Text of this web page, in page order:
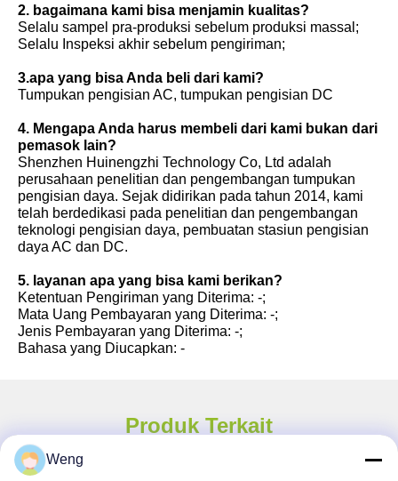
2. bagaimana kami bisa menjamin kualitas?
Selalu sampel pra-produksi sebelum produksi massal;
Selalu Inspeksi akhir sebelum pengiriman;
3.apa yang bisa Anda beli dari kami?
Tumpukan pengisian AC, tumpukan pengisian DC
4. Mengapa Anda harus membeli dari kami bukan dari
pemasok lain?
Shenzhen Huinengzhi Technology Co, Ltd adalah
perusahaan penelitian dan pengembangan tumpukan
pengisian daya. Sejak didirikan pada tahun 2014, kami
telah berdedikasi pada penelitian dan pengembangan
teknologi pengisian daya, pembuatan stasiun pengisian
daya AC dan DC.
5. layanan apa yang bisa kami berikan?
Ketentuan Pengiriman yang Diterima: -;
Mata Uang Pembayaran yang Diterima: -;
Jenis Pembayaran yang Diterima: -;
Bahasa yang Diucapkan: -
Produk Terkait
Weng